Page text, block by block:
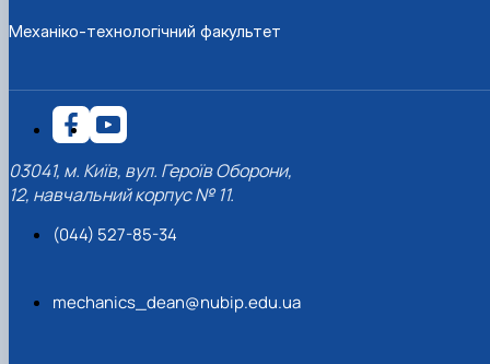
Механіко-технологічний факультет
03041, м. Київ, вул. Героїв Оборони,
12, навчальний корпус № 11.
(044) 527-85-34
mechanics_dean@nubip.edu.ua